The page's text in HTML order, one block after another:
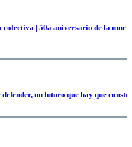
| 50a aniversario de la
un futuro que hay que